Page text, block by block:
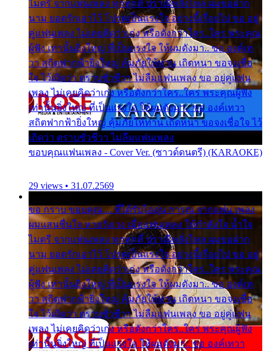
ไมตรี จากแฟนเพลง ทุกทุกที่ ปราณีหลั่งไหล ผมขอฝาก
นาม ยอดรักเอาไว้ โปรดเป็นแรงใจ อย่างนี้เรื่อยไป ขอ อยู่
คู่แฟนเพลง ไม่เคยคิดว่าเก่ง หรือดังกว่าใคร..ใคร พระคุณ
ผู้ฟัง เท่านั้นยิ่งใหญ่ ที่เป็นแรงใจ ให้ผมดังมา.. ขอ องค์เท
วา สถิตฟากฟ้ายิ่งใหญ่ คุ้มภัยให้ท่าน เถิดหนา ขอจงเชื่อ
ใจ ไว้เถิดว่า ตราบชั่วชีวา ไม่ลืมแฟนเพลง ขอ อยู่คู่แฟน
เพลง ไม่เคยคิดว่าเก่ง หรือดังกว่าใคร..ใคร พระคุณผู้ฟัง
เท่านั้นยิ่งใหญ่ ที่เป็นแรงใจ ให้ผมดังมา.. ขอ องค์เทวา
สถิตฟากฟ้ายิ่งใหญ่ คุ้มภัยให้ท่าน เถิดหนา ขอจงเชื่อใจ ไว้
เถิดว่า ตราบชั่วชีวา ไม่ลืมแฟนเพลง
ขอบคุณแฟนเพลง - Cover Ver. (ซาวด์ดนตรี) (KARAOKE)
29 views • 31.07.2569
ขอ กราบ ขอบคุณ.... ที่ได้รับไออุ่น การุณ จากแฟน เพลง
ผมแสนชื่นใจ หายวังเวง เมื่อแฟนเพลง ให้กำลังใจ น้ำใจ
ไมตรี จากแฟนเพลง ทุกทุกที่ ปราณีหลั่งไหล ผมขอฝาก
นาม ยอดรักเอาไว้ โปรดเป็นแรงใจ อย่างนี้เรื่อยไป ขอ อยู่
คู่แฟนเพลง ไม่เคยคิดว่าเก่ง หรือดังกว่าใคร..ใคร พระคุณ
ผู้ฟัง เท่านั้นยิ่งใหญ่ ที่เป็นแรงใจ ให้ผมดังมา.. ขอ องค์เท
วา สถิตฟากฟ้ายิ่งใหญ่ คุ้มภัยให้ท่าน เถิดหนา ขอจงเชื่อ
ใจ ไว้เถิดว่า ตราบชั่วชีวา ไม่ลืมแฟนเพลง ขอ อยู่คู่แฟน
เพลง ไม่เคยคิดว่าเก่ง หรือดังกว่าใคร..ใคร พระคุณผู้ฟัง
เท่านั้นยิ่งใหญ่ ที่เป็นแรงใจ ให้ผมดังมา.. ขอ องค์เทวา